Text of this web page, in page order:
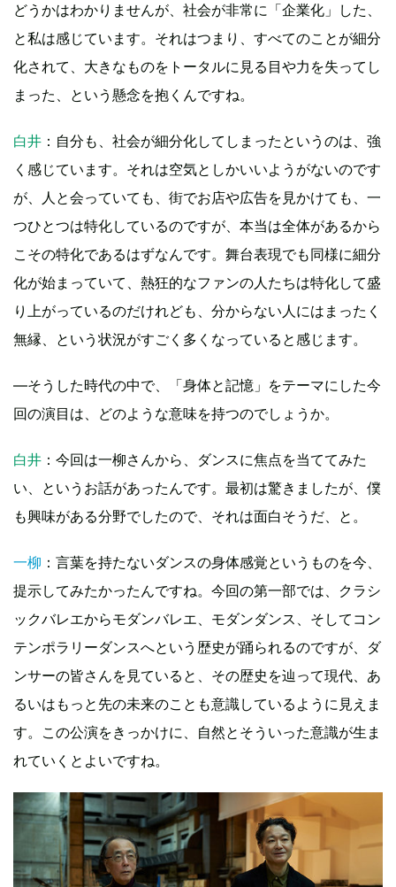
どうかはわかりませんが、社会が非常に「企業化」した、
と私は感じています。それはつまり、すべてのことが細分
化されて、大きなものをトータルに見る目や力を失ってし
まった、という懸念を抱くんですね。
白井 ：自分も、社会が細分化してしまったというのは、強
く感じています。それは空気としかいいようがないのです
が、人と会っていても、街でお店や広告を見かけても、一
つひとつは特化しているのですが、本当は全体があるから
こその特化であるはずなんです。舞台表現でも同様に細分
化が始まっていて、熱狂的なファンの人たちは特化して盛
り上がっているのだけれども、分からない人にはまったく
無縁、という状況がすごく多くなっていると感じます。
—そうした時代の中で、「身体と記憶」をテーマにした今
回の演目は、どのような意味を持つのでしょうか。
白井 ：今回は一柳さんから、ダンスに焦点を当ててみた
い、というお話があったんです。最初は驚きましたが、僕
も興味がある分野でしたので、それは面白そうだ、と。
一柳 ：言葉を持たないダンスの身体感覚というものを今、
提示してみたかったんですね。今回の第一部では、クラシ
ックバレエからモダンバレエ、モダンダンス、そしてコン
テンポラリーダンスへという歴史が踊られるのですが、ダ
ンサーの皆さんを見ていると、その歴史を辿って現代、あ
るいはもっと先の未来のことも意識しているように見えま
す。この公演をきっかけに、自然とそういった意識が生ま
れていくとよいですね。